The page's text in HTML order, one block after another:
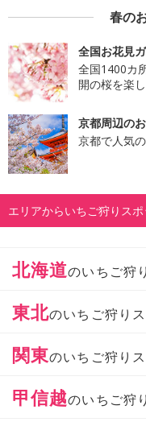
春の
全国お花見
全国1400カ
開の桜を楽
京都周辺の
京都で人気
エリアからいちご狩りス
北海道のいちご狩
東北のいちご狩り
関東のいちご狩り
甲信越のいちご狩